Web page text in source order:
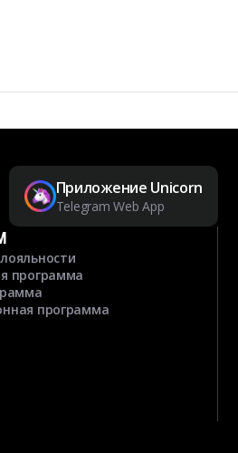
Приложение Unicorn
Telegram Web App
программа
программа